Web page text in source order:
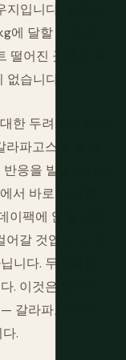
입니다. 갈라파
달할 수 있습
떨어진 곳에서 구
습니다.
한 두려움이 없다
파고스에 육상
응을 발달시키지
서 바로 당신을
팩에 앉을 것입
갈 것입니다. 이
니다. 두려워할
. 이것은 당신의
갈라파고스 이
.